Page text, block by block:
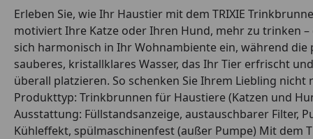
Erleben Sie, wie Ihr Haustier mit dem TRIXIE
motiviert Ihre Katze oder Ihren Hund, mehr zu trinken
sich harmonisch in Ihr Wohnambiente ein, während
sauberes, kristallklares Wasser, das Ihr Tier erfrischt
überall platzieren. So schenken Sie Ihrem Liebling
Produkttyp: Trinkbrunnen für Haustiere (Katzen und
Ausstattung: Füllstandsanzeige, austauschbarer Filter,
Kühleffekt, spülmaschinenfest (außer Pumpe) Mit dem